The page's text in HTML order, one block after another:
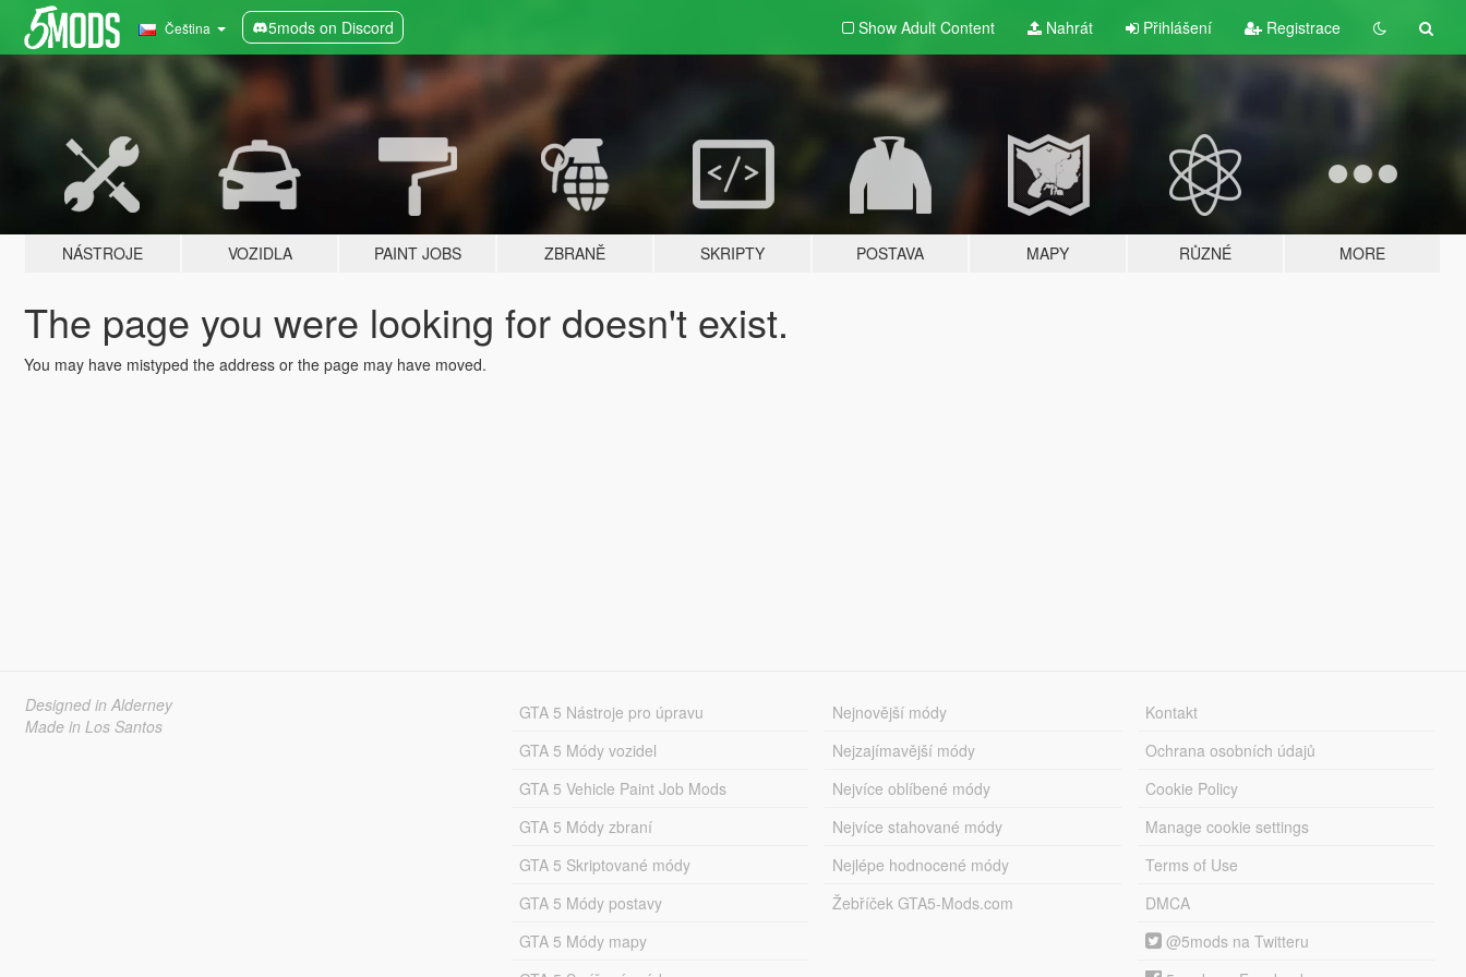
Čeština 5mods on Discord Show Adult Content Nahrát Přihlášení Registrace
NÁSTROJE VOZIDLA PAINT JOBS ZBRANĚ SKRIPTY POSTAVA MAPY RŮZNÉ MORE
The page you were looking for doesn't exist.
You may have mistyped the address or the page may have moved.
Designed in Alderney
Made in Los Santos
GTA 5 Nástroje pro úpravu
GTA 5 Módy vozidel
GTA 5 Vehicle Paint Job Mods
GTA 5 Módy zbraní
GTA 5 Skriptované módy
GTA 5 Módy postavy
GTA 5 Módy mapy
Nejnovější módy
Nejzajímavější módy
Nejvíce oblíbené módy
Nejvíce stahované módy
Nejlépe hodnocené módy
Žebříček GTA5-Mods.com
Kontakt
Ochrana osobních údajů
Cookie Policy
Manage cookie settings
Terms of Use
DMCA
@5mods na Twitteru